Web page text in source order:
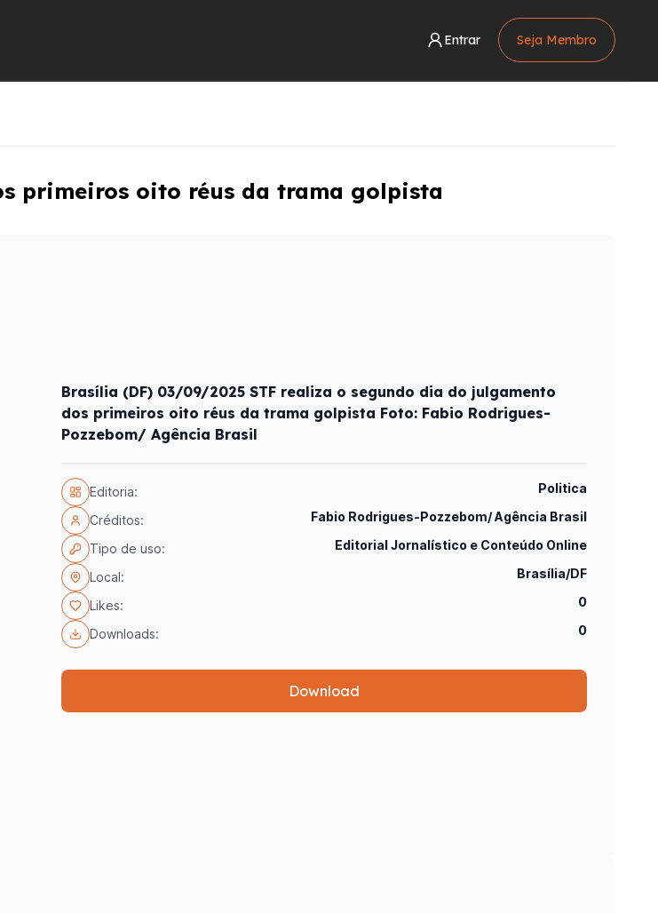
Entrar Seja Membro
primeiros oito réus da trama golpista
Brasília (DF) 03/09/2025 STF realiza o segundo dia do julgamento
dos primeiros oito réus da trama golpista Foto: Fabio Rodrigues-
Pozzebom/ Agência Brasil
Editoria: Politica
Créditos: Fabio Rodrigues-Pozzebom/ Agência Brasil
Tipo de uso: Editorial Jornalístico e Conteúdo Online
Local: Brasília/DF
Likes: 0
Downloads: 0
Download